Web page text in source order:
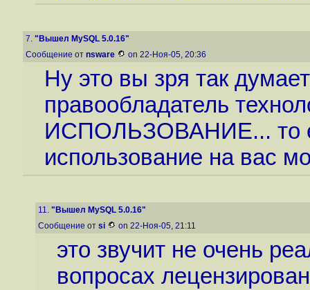
7. "Вышел MySQL 5.0.16"
Сообщение от nsware on 22-Ноя-05, 20:36
Ну это вы зря так
правообладатель
ИСПОЛЬЗОВАНИЕ... то
использование на вас
11. "Вышел MySQL 5.0.16"
Сообщение от si on 22-Ноя-05, 21:11
это звучит не очень
вопросах